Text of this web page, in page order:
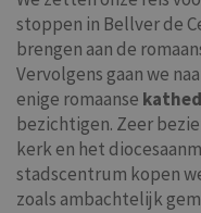
stoppen in Bellver de
brengen aan de
Vervolgens gaan we
enige romaanse
bezichtigen. Zeer
kerk en het
stadscentrum kopen
zoals ambachtelijk